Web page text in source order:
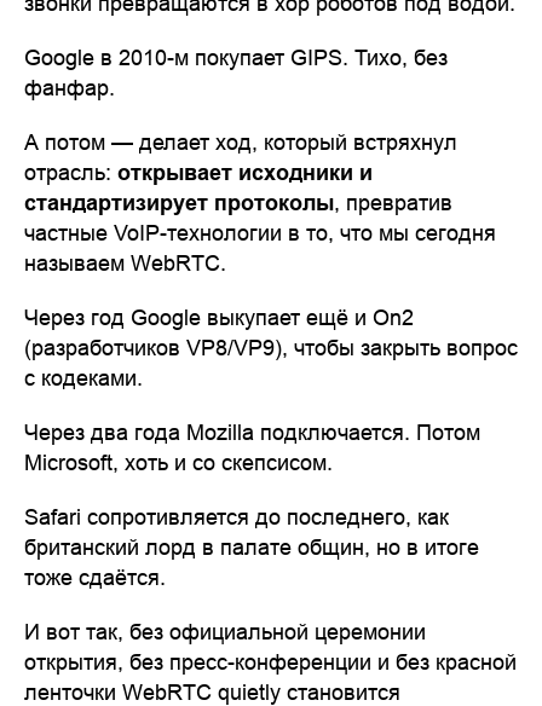
Google в 2010-м покупает GIPS. Тихо, без
фанфар.
А потом — делает ход, который встряхнул
отрасль: открывает исходники и
стандартизирует протоколы, превратив
частные VoIP-технологии в то, что мы сегодня
называем WebRTC.
Через год Google выкупает ещё и On2
(разработчиков VP8/VP9), чтобы закрыть вопрос
с кодеками.
Через два года Mozilla подключается. Потом
Microsoft, хоть и со скепсисом.
Safari сопротивляется до последнего, как
британский лорд в палате общин, но в итоге
тоже сдаётся.
И вот так, без официальной церемонии
открытия, без пресс-конференции и без красной
ленточки WebRTC quietly становится